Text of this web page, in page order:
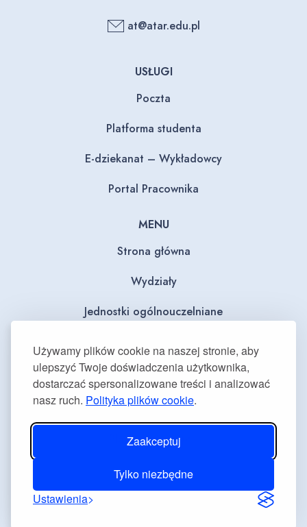
Używamy plików cookie na naszej stronie, aby
ulepszyć Twoje doświadczenia użytkownika,
dostarczać spersonalizowane treści i analizować
nasz ruch. Polityka plików cookie.
Zaakceptuj
Tylko niezbędne
Ustawienia
at@atar.edu.pl
USŁUGI
Poczta
Platforma studenta
E-dziekanat – Wykładowcy
Portal Pracownika
MENU
Strona główna
Wydziały
Jednostki ogólnouczelniane
Dla mediów
Deklaracja dostępności
Plan równości płci